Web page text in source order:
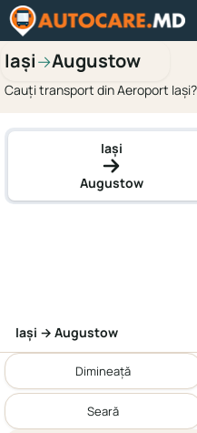
Iași→Augustow
Cauți transport din Aeroport Iași?
Iași
Augustow
Iași → Augustow
Dimineață
Seară